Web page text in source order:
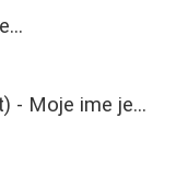
- Moje ime je...